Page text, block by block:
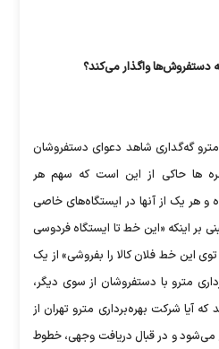
دستفروش‌ها واگذار می‌کند؟
گه‌گداری شاهد دعوای دستفروشان
ها حاکی از این است که سهم هر
یک از آنها در ایستگاه‌های خاصی
بر اینکه «این خط تا ایستگاه فردوسی
این خط فلان کالا را بفروشی» از یک
مترو با دستفروشان از سوی دیگر،
که آیا شرکت بهره‌برداری مترو تهران از
و در قبال دریافت وجهی، خطوط